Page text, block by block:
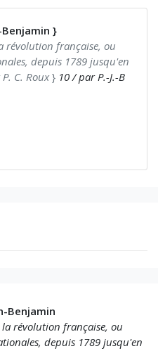
}
révolution française, ou
depuis 1789 jusqu'en
C. Roux} 10 / par P.-J.-B
Benjamin
révolution française, ou
depuis 1789 jusqu'en